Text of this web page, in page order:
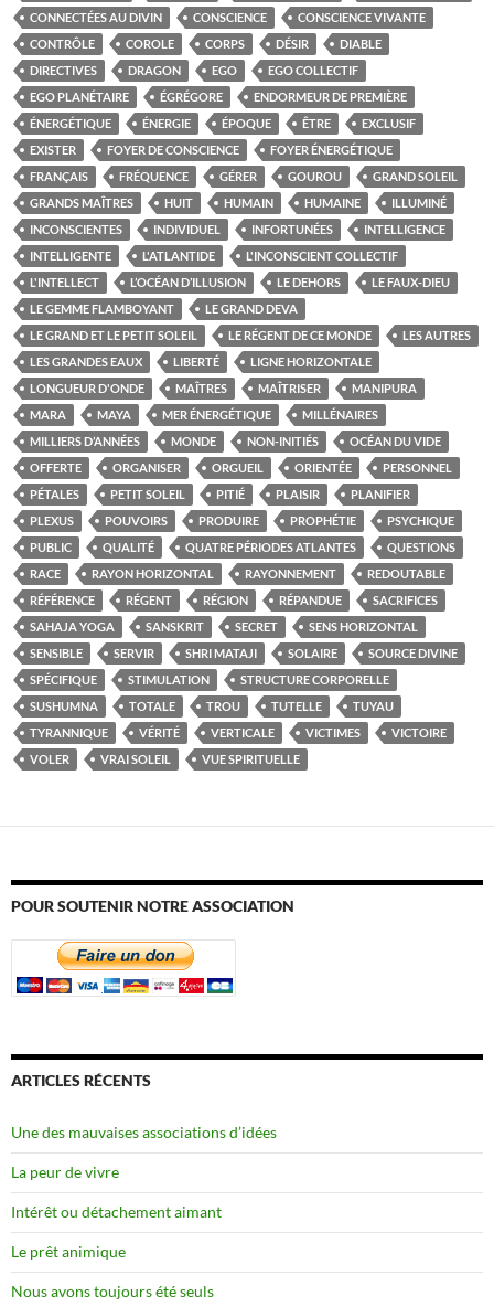
CONNECTÉES AU DIVIN CONSCIENCE
CONSCIENCE VIVANTE
CONTRÔLE
COROLE CORPS DÉSIR
DIABLE
DIRECTIVES
DRAGON EGO
EGO COLLECTIF
EGO PLANÉTAIRE
ÉGRÉGORE
ENDORMEUR DE PREMIÈRE
ÉNERGÉTIQUE
ÉNERGIE ÉPOQUE ÊTRE
EXCLUSIF
EXISTER
FOYER DE CONSCIENCE
FOYER ÉNERGÉTIQUE
FRANÇAIS
FRÉQUENCE GÉRER GOUROU
GRAND SOLEIL
GRANDS MAÎTRES
HUIT HUMAIN HUMAINE
ILLUMINÉ
INCONSCIENTES
INDIVIDUEL INFORTUNÉES
INTELLIGENCE
INTELLIGENTE
L'ATLANTIDE
L'INCONSCIENT COLLECTIF
L'INTELLECT
L’OCÉAN D’ILLUSION LE DEHORS
LE FAUX-DIEU
LE GEMME FLAMBOYANT
LE GRAND DEVA
LE GRAND ET LE PETIT SOLEIL
LE RÉGENT DE CE MONDE
LES AUTRES
LES GRANDES EAUX
LIBERTÉ
LIGNE HORIZONTALE
LONGUEUR D'ONDE
MAÎTRES MAÎTRISER
MANIPURA
MARA
MAYA MER ÉNERGÉTIQUE
MILLÉNAIRES
MILLIERS D’ANNÉES
MONDE NON-INITIÉS
OCÉAN DU VIDE
OFFERTE
ORGANISER ORGUEIL ORIENTÉE
PERSONNEL
PÉTALES
PETIT SOLEIL PITIÉ PLAISIR
PLANIFIER
PLEXUS
POUVOIRS PRODUIRE PROPHÉTIE
PSYCHIQUE
PUBLIC
QUALITÉ QUATRE PÉRIODES ATLANTES
QUESTIONS
RACE
RAYON HORIZONTAL RAYONNEMENT
REDOUTABLE
RÉFÉRENCE
RÉGENT RÉGION RÉPANDUE
SACRIFICES
SAHAJA YOGA
SANSKRIT SECRET
SENS HORIZONTAL
SENSIBLE
SERVIR SHRI MATAJI SOLAIRE
SOURCE DIVINE
SPÉCIFIQUE
STIMULATION
STRUCTURE CORPORELLE
SUSHUMNA
TOTALE TROU TUTELLE
TUYAU
TYRANNIQUE
VÉRITÉ VERTICALE VICTIMES
VICTOIRE
VOLER
VRAI SOLEIL VUE SPIRITUELLE
POUR SOUTENIR NOTRE ASSOCIATION
ARTICLES RÉCENTS
Une des mauvaises associations d’idées
La peur de vivre
Intérêt ou détachement aimant
Le prêt animique
Nous avons toujours été seuls